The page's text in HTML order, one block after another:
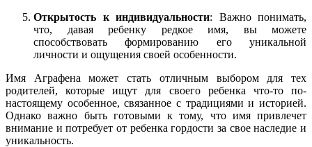
Открытость к индивидуальности: Важно понимать,
что, давая ребенку редкое имя, вы можете
способствовать формированию его уникальной
личности и ощущения своей особенности.
Имя Аграфена может стать отличным выбором для тех
родителей, которые ищут для своего ребенка что-то по-
настоящему особенное, связанное с традициями и историей.
Однако важно быть готовыми к тому, что имя привлечет
внимание и потребует от ребенка гордости за свое наследие и
уникальность.